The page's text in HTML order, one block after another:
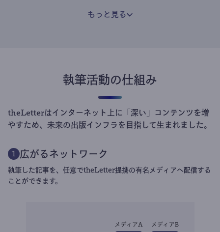
もっと見る
執筆活動の仕組み
theLetterはインターネット上に「深い」コンテンツを増
やすため、未来の出版インフラを目指して生まれました。
1 広がるネットワーク
執筆した記事を、任意でtheLetter提携の有名メディアへ配信する
ことができます。